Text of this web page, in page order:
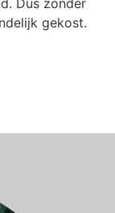
Dus zonder
gekost.